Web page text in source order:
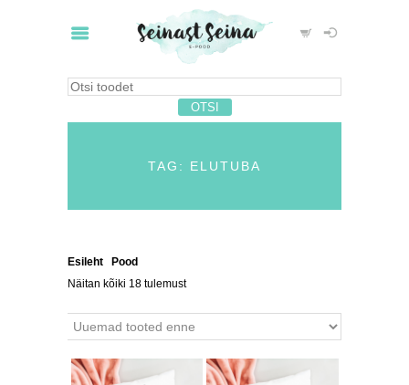
TAG: ELUTUBA
Esileht Pood
Näitan kõiki 18 tulemust